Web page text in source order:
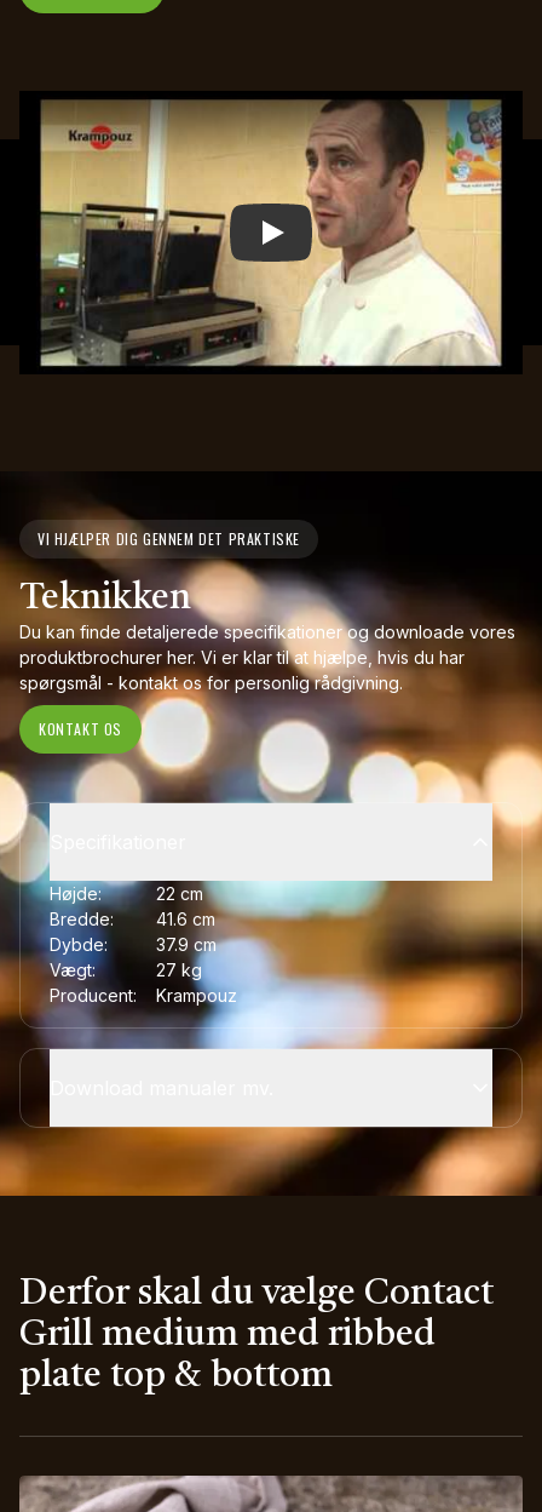
Play
VI HJÆLPER DIG GENNEM DET PRAKTISKE
Teknikken
Du kan finde detaljerede specifikationer og downloade vores
produktbrochurer her. Vi er klar til at hjælpe, hvis du har
spørgsmål - kontakt os for personlig rådgivning.
KONTAKT OS
Højde:
Bredde:
Dybde:
Vægt:
Producent:
22 cm
41.6 cm
37.9 cm
27 kg
Krampouz
Derfor skal du vælge Contact
Grill medium med ribbed
plate top & bottom